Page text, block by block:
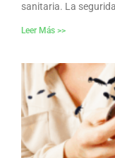
sanitaria. La
Leer Más >>